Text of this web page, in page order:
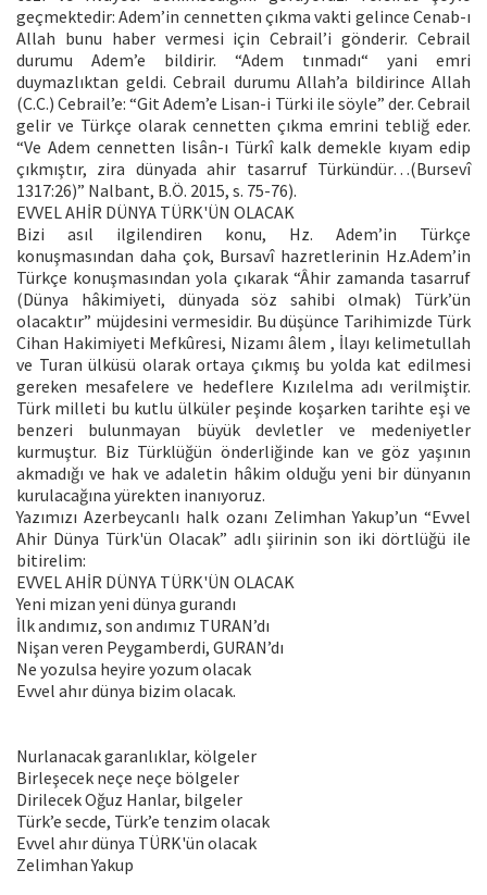
geçmektedir: Adem’in cennetten çıkma vakti gelince Cenab-ı
Allah bunu haber vermesi için Cebrail’i gönderir. Cebrail
durumu Adem’e bildirir. “Adem tınmadı“ yani emri
duymazlıktan geldi. Cebrail durumu Allah’a bildirince Allah
(C.C.) Cebrail’e: “Git Adem’e Lisan-i Türki ile söyle” der. Cebrail
gelir ve Türkçe olarak cennetten çıkma emrini tebliğ eder.
“Ve Adem cennetten lisân-ı Türkî kalk demekle kıyam edip
çıkmıştır, zira dünyada ahir tasarruf Türkündür…(Bursevî
1317:26)” Nalbant, B.Ö. 2015, s. 75-76).
EVVEL AHİR DÜNYA TÜRK'ÜN OLACAK
Bizi asıl ilgilendiren konu, Hz. Adem’in Türkçe
konuşmasından daha çok, Bursavî hazretlerinin Hz.Adem’in
Türkçe konuşmasından yola çıkarak “Âhir zamanda tasarruf
(Dünya hâkimiyeti, dünyada söz sahibi olmak) Türk’ün
olacaktır” müjdesini vermesidir. Bu düşünce Tarihimizde Türk
Cihan Hakimiyeti Mefkûresi, Nizamı âlem , İlayı kelimetullah
ve Turan ülküsü olarak ortaya çıkmış bu yolda kat edilmesi
gereken mesafelere ve hedeflere Kızılelma adı verilmiştir.
Türk milleti bu kutlu ülküler peşinde koşarken tarihte eşi ve
benzeri bulunmayan büyük devletler ve medeniyetler
kurmuştur. Biz Türklüğün önderliğinde kan ve göz yaşının
akmadığı ve hak ve adaletin hâkim olduğu yeni bir dünyanın
kurulacağına yürekten inanıyoruz.
Yazımızı Azerbeycanlı halk ozanı Zelimhan Yakup’un “Evvel
Ahir Dünya Türk'ün Olacak” adlı şiirinin son iki dörtlüğü ile
bitirelim:
EVVEL AHİR DÜNYA TÜRK'ÜN OLACAK
Yeni mizan yeni dünya gurandı
İlk andımız, son andımız TURAN’dı
Nişan veren Peygamberdi, GURAN’dı
Ne yozulsa heyire yozum olacak
Evvel ahır dünya bizim olacak.
Nurlanacak garanlıklar, kölgeler
Birleşecek neçe neçe bölgeler
Dirilecek Oğuz Hanlar, bilgeler
Türk’e secde, Türk’e tenzim olacak
Evvel ahır dünya TÜRK'ün olacak
Zelimhan Yakup